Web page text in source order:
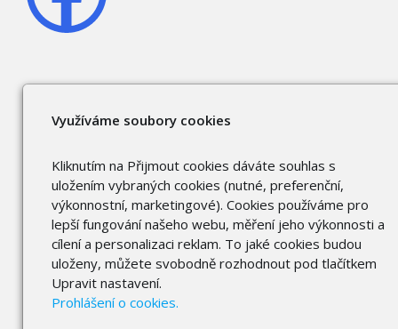
Využíváme soubory cookies
Kliknutím na Přijmout cookies dáváte souhlas s
uložením vybraných cookies (nutné, preferenční,
výkonnostní, marketingové). Cookies používáme pro
lepší fungování našeho webu, měření jeho výkonnosti a
cílení a personalizaci reklam. To jaké cookies budou
uloženy, můžete svobodně rozhodnout pod tlačítkem
Upravit nastavení.
Prohlášení o cookies.